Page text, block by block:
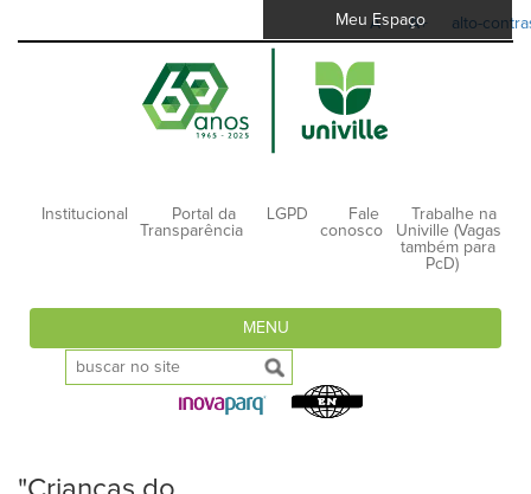
A- A+ alto-
Meu Espaço
Institucional
Portal da
Transparência
LGPD
Fale
conosco
Trabalhe na
Univille (Vagas
também para
PcD)
MENU